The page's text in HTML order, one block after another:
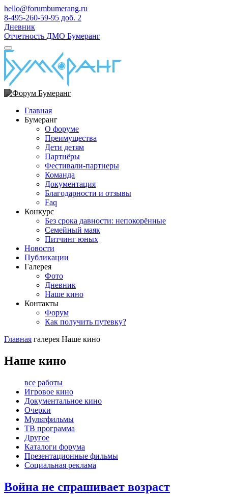
hello@forumbumerang.ru
8-495-260-59-95 доб. 2
Дневник
Отчетность ДМО Бумеранг
Главная
Бумеранг
О форуме
Преимущества
Дети детям
Партнёры
Фестивали-партнеры
Команда
Документация
Благодарности и отзывы
Faq
Конкурс
Без срока давности: непокорённые
Семейный маяк
Питчинг юных
Новости
Публикации
Галерея
Фото
Дневник
Наше кино
Контакты
Форум
Как получить путевку?
Главная галерея Наше кино
Наше кино
все работы
Игровое кино
Документальное кино
Очерки
Мультфильмы
ТВ программа
Другое
Каталоги форума
Презентационные фильмы
Социальная реклама
Война не спрашивает возраст